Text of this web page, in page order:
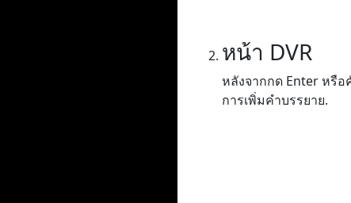
หน้า DVR
หลังจากกด Enter หรื
การเพิ่มคำบรรยาย.